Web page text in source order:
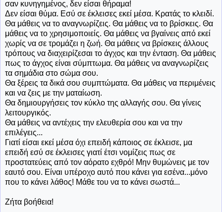
σαν κυνηγημένος, δεν είσαι θήραμα!
Δεν είσαι θύμα. Εσύ σε έκλεισες εκεί μέσα. Κρατάς το κλειδί.
Θα μάθεις να το αναγνωρίζεις. Θα μάθεις να το βρίσκεις. Θα
μάθεις να το χρησιμοποιείς. Θα μάθεις να βγαίνεις από εκεί
χωρίς να σε τρομάζει η ζωή. Θα μάθεις να βρίσκεις άλλους
τρόπους να διαχειρίζεσαι το άγχος και την ένταση. Θα μάθεις
πως το άγχος είναι σύμπτωμα. Θα μάθεις να αναγνωρίζεις
τα σημάδια στο σώμα σου.
Θα ξέρεις τα δικά σου συμπτώματα. Θα μάθεις να περιμένεις
και να ζεις με την ματαίωση.
Θα δημιουργήσεις τον κύκλο της αλλαγής σου. Θα γίνεις
λειτουργικός.
Θα μάθεις να αντέχεις την ελευθερία σου και να την
επιλέγεις...
Γιατί είσαι εκεί μέσα όχι επειδή κάποιος σε έκλεισε, μα
επειδή εσύ σε έκλεισες γιατί έτσι νομίζεις πως σε
προστατεύεις από τον αόρατο εχθρό! Μην θυμώνεις με τον
εαυτό σου. Είναι υπέροχο αυτό που κάνει για εσένα...μόνο
που το κάνει λάθος! Μάθε του να το κάνει σωστά...
Ζήτα βοήθεια!